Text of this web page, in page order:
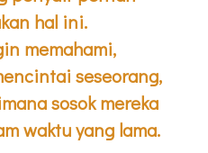
hal ini.
memahami,
seseorang,
sosok mereka
waktu yang lama.